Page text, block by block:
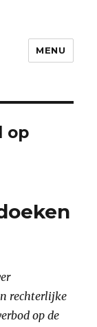
MENU
op
rechterlijke
op de